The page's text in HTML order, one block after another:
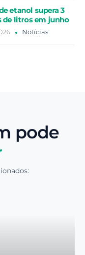
etanol supera 3
de litros em junho
Notícias
pode